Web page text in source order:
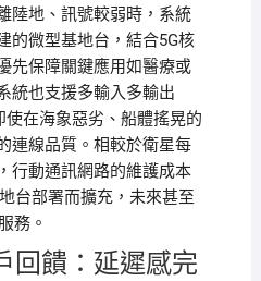
陸地、訊號較弱時，系統
的微型基地台，結合5G核
先保障關鍵應用如醫療或
統也支援多輸入多輸出
使在海象惡劣、船體搖晃的
連線品質。相較於衛星每
行動通訊網路的維護成本
台部署而擴充，未來甚至
務。
回饋：延遲感完